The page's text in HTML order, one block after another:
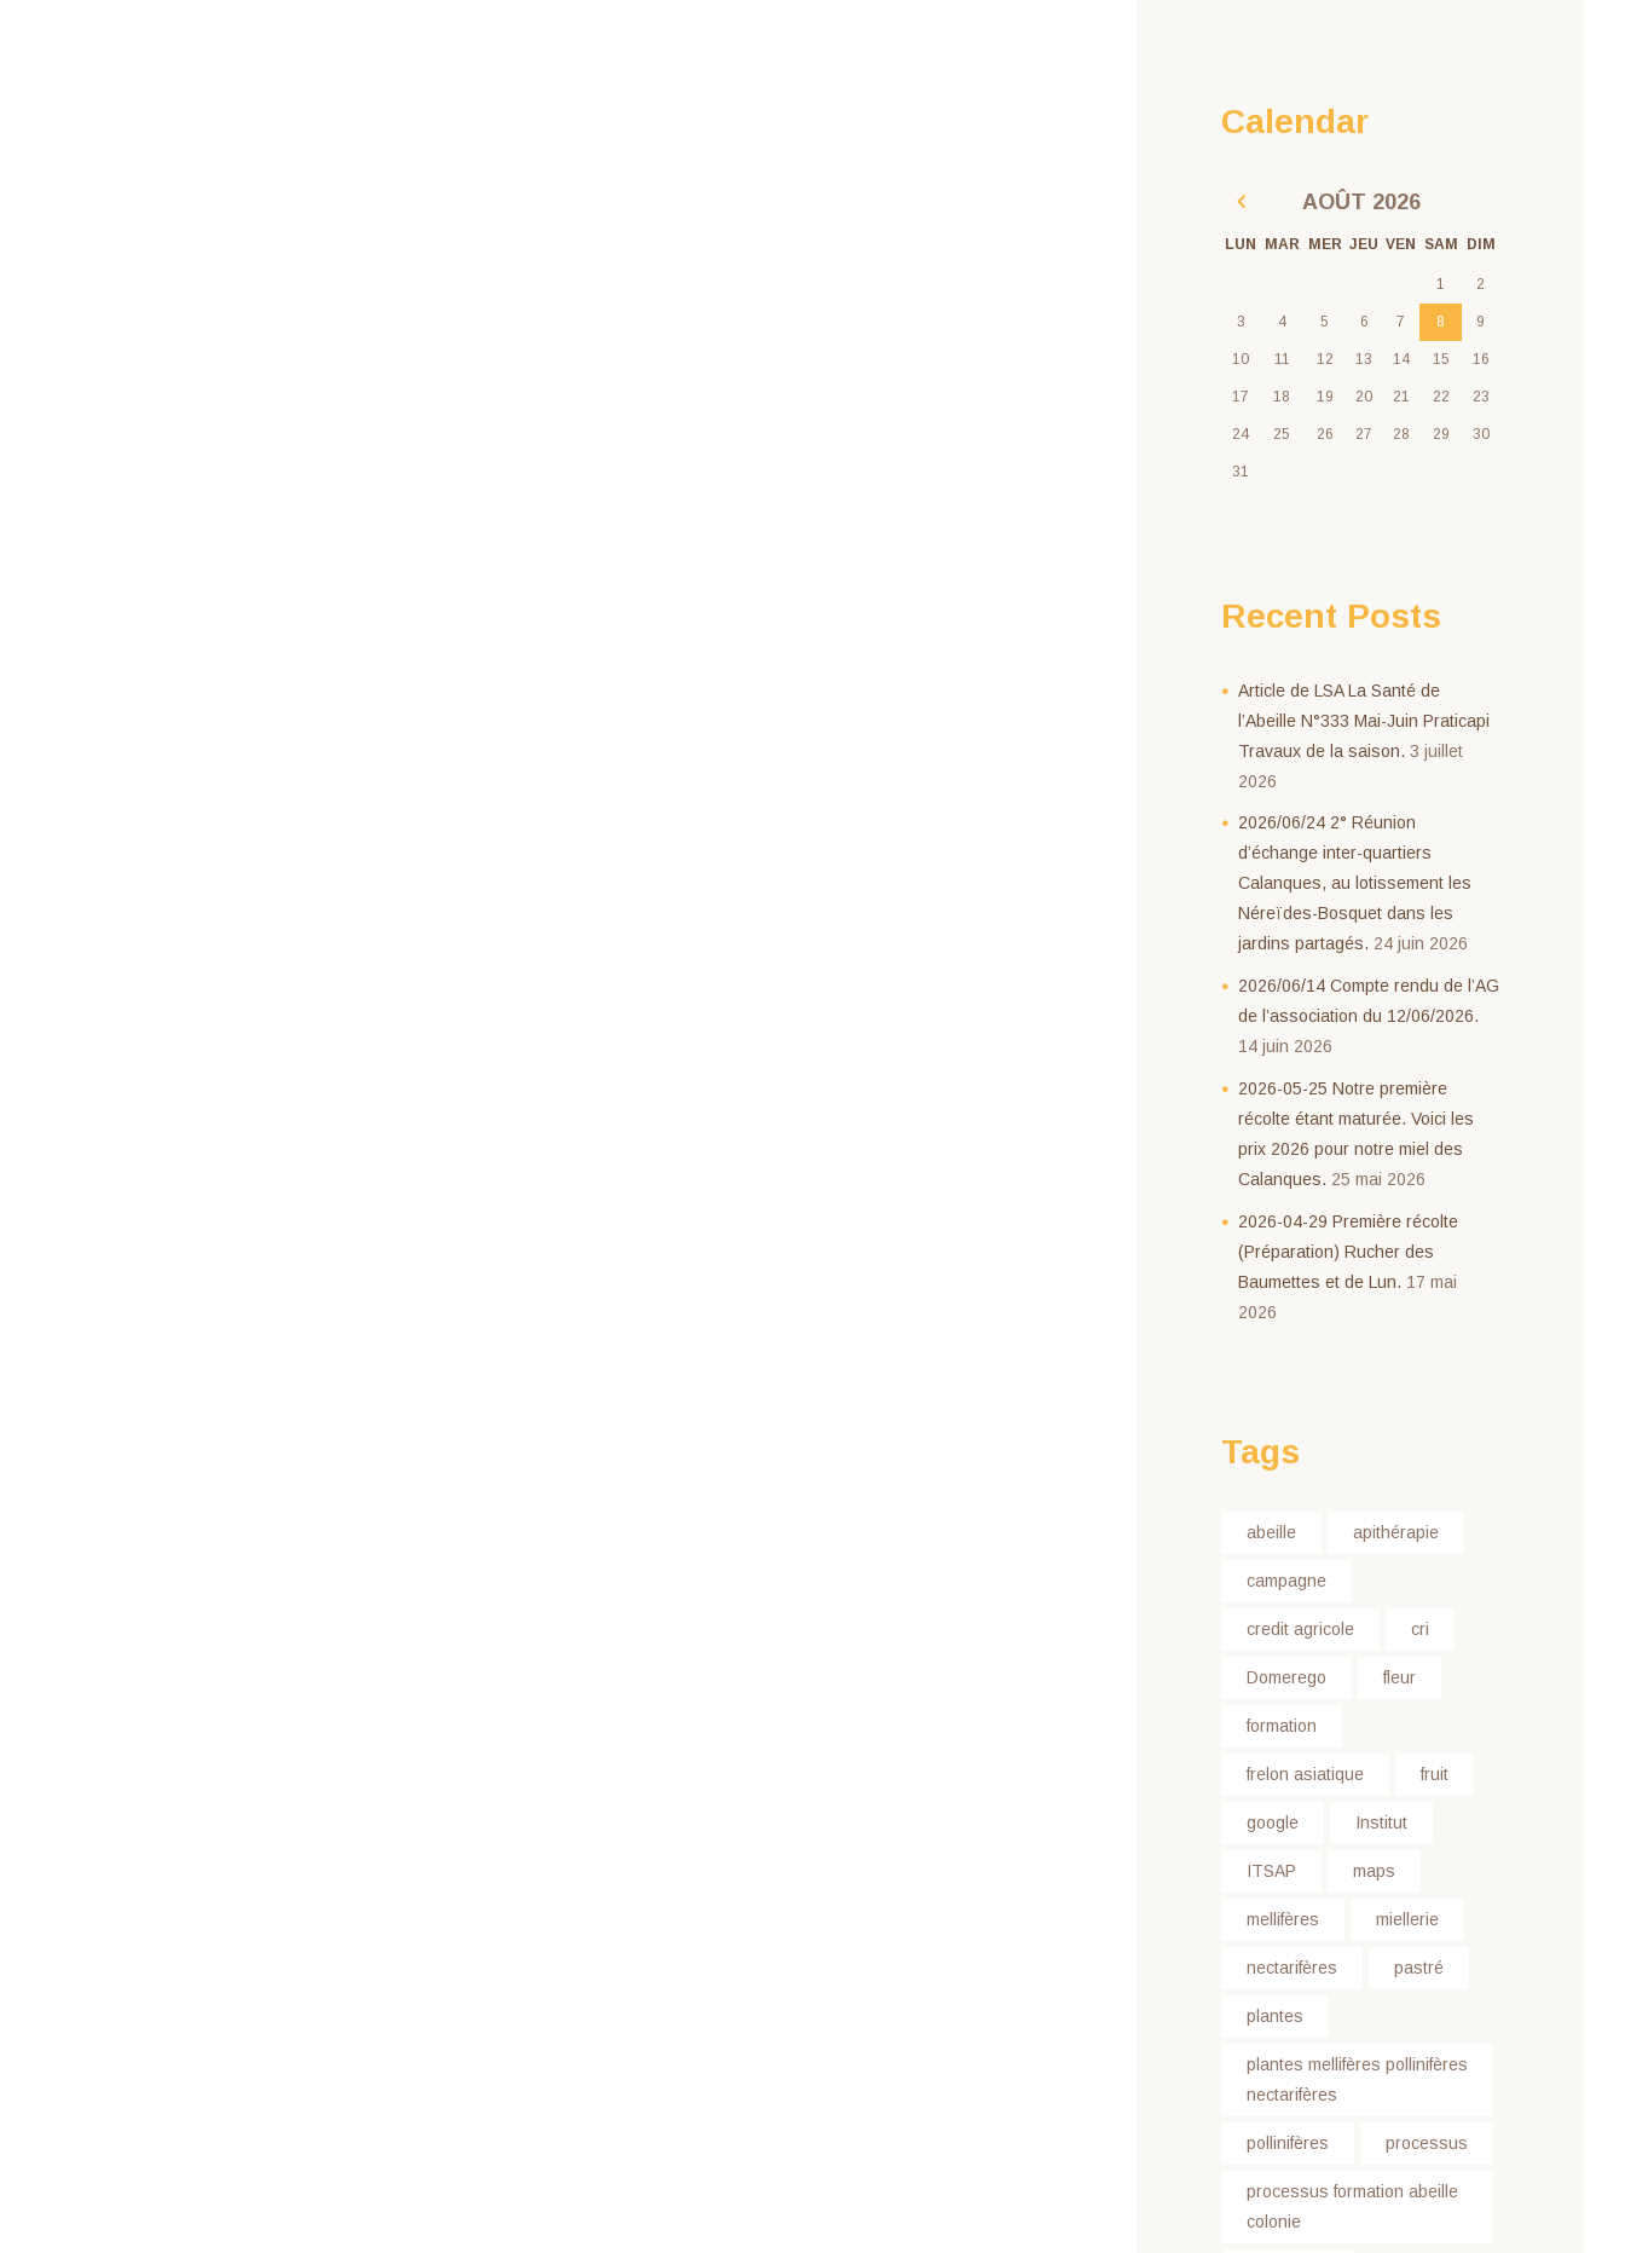
Calendar
AOÛT 2026
LUN MAR MER JEU VEN SAM DIM
1 2
3 4 5 6 7 8 9
10 11 12 13 14 15 16
17 18 19 20 21 22 23
24 25 26 27 28 29 30
31
Recent Posts
Article de LSA La Santé de
l’Abeille N°333 Mai-Juin Praticapi
Travaux de la saison. 3 juillet
2026
2026/06/24 2° Réunion
d’échange inter-quartiers
Calanques, au lotissement les
Néreïdes-Bosquet dans les
jardins partagés. 24 juin 2026
2026/06/14 Compte rendu de l’AG
de l’association du 12/06/2026.
14 juin 2026
2026-05-25 Notre première
récolte étant maturée. Voici les
prix 2026 pour notre miel des
Calanques. 25 mai 2026
2026-04-29 Première récolte
(Préparation) Rucher des
Baumettes et de Lun. 17 mai
2026
Tags
abeille apithérapie
campagne
credit agricole cri
Domerego fleur
formation
frelon asiatique fruit
google Institut
ITSAP maps
mellifères miellerie
nectarifères pastré
plantes
plantes mellifères pollinifères
nectarifères
pollinifères processus
processus formation abeille
colonie